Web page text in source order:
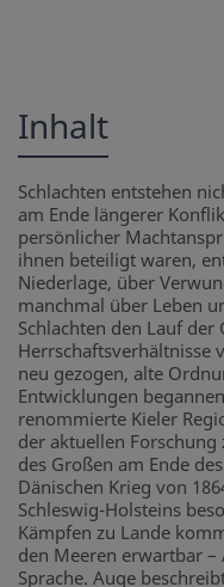
Inhalt
Schlachten entstehen
am Ende längerer
persönlicher
ihnen beteiligt waren,
Niederlage, über
manchmal über Leben
Schlachten den Lauf der
Herrschaftsverhältnisse
neu gezogen, alte
Entwicklungen
renommierte Kieler
der aktuellen Forschung
des Großen am Ende
Dänischen Krieg von
Schleswig-Holsteins
Kämpfen zu Lande
den Meeren erwartbar –
Sprache. Auge